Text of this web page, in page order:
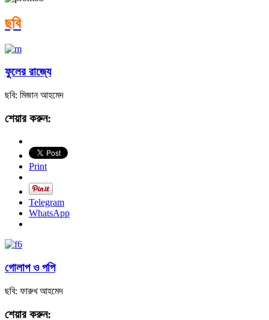
ছবি
ফুলের রাজ্যে
ছবি: মিজান আহমেদ
শেয়ার করুন:
Print
Telegram
WhatsApp
গোলাপ ও পপি
ছবি: ফারুখ আহমেদ
শেয়ার করুন: